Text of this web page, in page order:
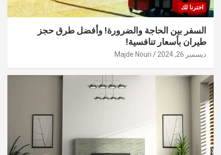
اخترنا لك
السفر بين الحاجة والضرورة! وأفضل طرق حجز
طيران بأسعار تنافسية!
ديسمبر 26, 2024 Majde Nouri